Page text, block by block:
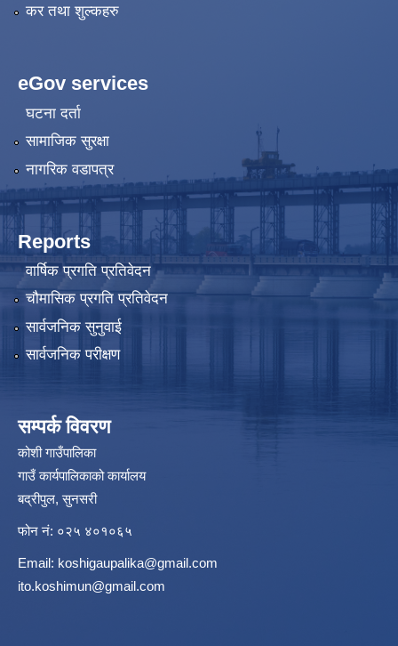
कर तथा शुल्कहरु
eGov services
घटना दर्ता
सामाजिक सुरक्षा
नागरिक वडापत्र
Reports
वार्षिक प्रगति प्रतिवेदन
चौमासिक प्रगति प्रतिवेदन
सार्वजनिक सुनुवाई
सार्वजनिक परीक्षण
सम्पर्क विवरण
कोशी गाउँपालिका
गाउँ कार्यपालिकाको कार्यालय
बद्रीपुल, सुनसरी
फोन नं: ०२५ ४०१०६५
Email: koshigaupalika@gmail.com
ito.koshimun@gmail.com